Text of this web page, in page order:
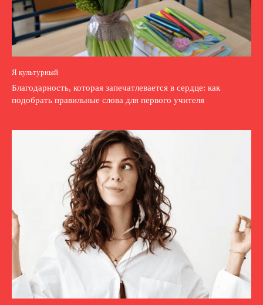
Я культурный
Благодарность, которая запечатлевается в сердце: как
подобрать правильные слова для первого учителя